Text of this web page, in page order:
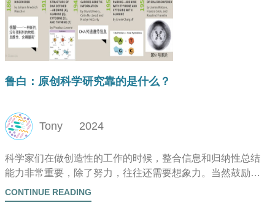
鲁白：原创科学研究靠的是什么？
Tony 2024
科学家们在做创造性的工作的时候，整合信息和归纳性总结
能力非常重要，除了努力，往往还需要想象力。当然鼓励大
跨度交叉、坦诚地交流的环境更是至关重要。 而原创的科学
研究靠的是什么？当下我们的学生应该培养什么样的能力？
CONTINUE READING